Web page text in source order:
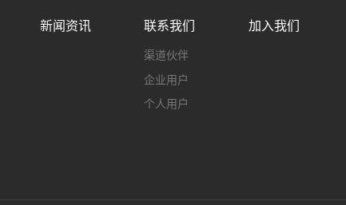
新闻资讯 联系我们
渠道伙伴
企业用户
个人用户
加入我们